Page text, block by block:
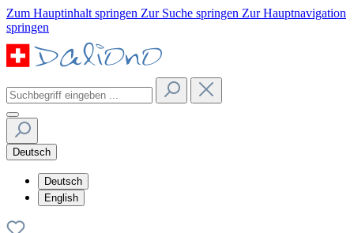
Zum Hauptinhalt springen Zur Suche springen Zur Hauptnavigation
springen
Deutsch
Deutsch
English